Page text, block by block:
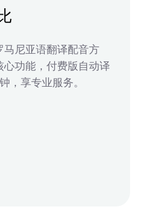
马尼亚语翻译配音方
心功能，付费版自动译
，享专业服务。